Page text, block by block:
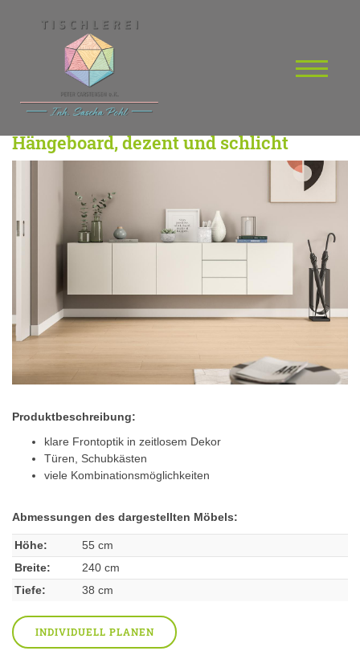
Hängeboard, dezent und schlicht
Produktbeschreibung:
klare Frontoptik in zeitlosem Dekor
Türen, Schubkästen
viele Kombinationsmöglichkeiten
Abmessungen des dargestellten Möbels:
Höhe:
55 cm
Breite:
240 cm
Tiefe:
38 cm
INDIVIDUELL PLANEN